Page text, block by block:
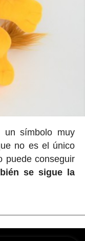
un símbolo muy
no es el único
puede conseguir
se sigue la